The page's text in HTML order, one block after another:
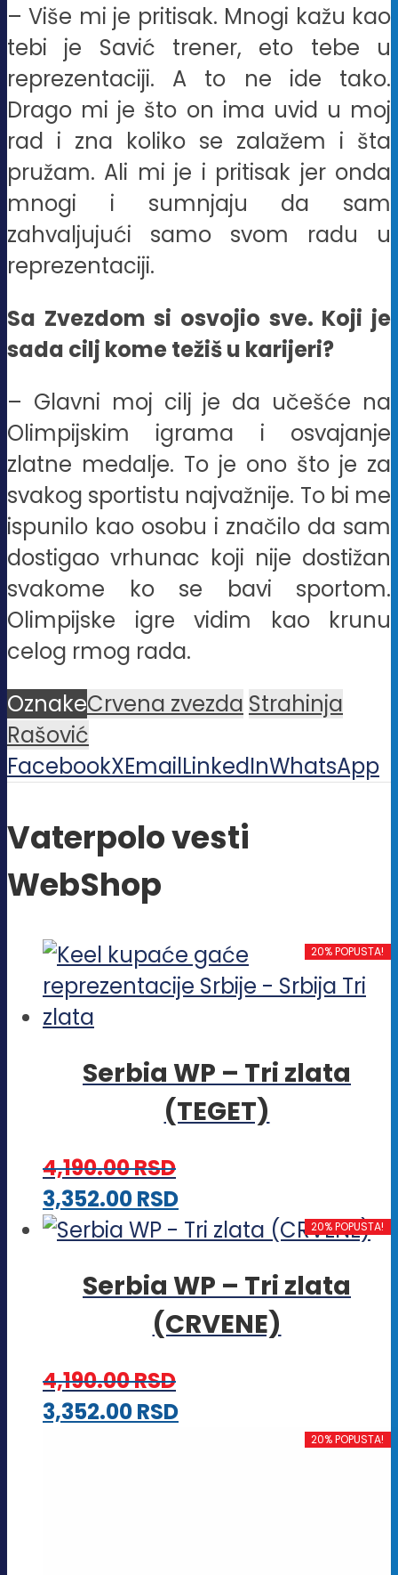
– Više mi je pritisak. Mnogi kažu kao
tebi je Savić trener, eto tebe u
reprezentaciji. A to ne ide tako.
Drago mi je što on ima uvid u moj
rad i zna koliko se zalažem i šta
pružam. Ali mi je i pritisak jer onda
mnogi i sumnjaju da sam
zahvaljujući samo svom radu u
reprezentaciji.
Sa Zvezdom si osvojio sve. Koji je
sada cilj kome težiš u karijeri?
– Glavni moj cilj je da učešće na
Olimpijskim igrama i osvajanje
zlatne medalje. To je ono što je za
svakog sportistu najvažnije. To bi me
ispunilo kao osobu i značilo da sam
dostigao vrhunac koji nije dostižan
svakome ko se bavi sportom.
Olimpijske igre vidim kao krunu
celog rmog rada.
OznakeCrvena zvezda Strahinja
Rašović
FacebookXEmailLinkedInWhatsApp
Vaterpolo vesti
WebShop
20% POPUSTA!
Serbia WP – Tri zlata
(TEGET)
4,190.00RSD
3,352.00RSDOvaj
proizvod
više
varijanti.
biti
20% POPUSTA!
Serbia WP – Tri zlata
(CRVENE)
4,190.00RSD
3,352.00RSDOvaj
20% POPUSTA!